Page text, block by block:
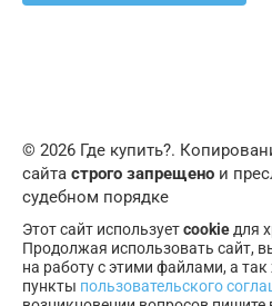
© 2026 Где купить?.
сайта строго запрещено и
судебном порядке
Этот сайт используетcookie для
Продолжая использовать сайт,
на работу с этими файлами, а
пункты пользовательского